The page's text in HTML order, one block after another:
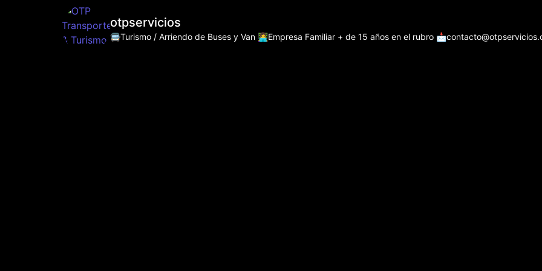
otpservicios
🚍Turismo / Arriendo de Buses y Van 👩‍💻Empresa Familiar + de 15 años en el rubro